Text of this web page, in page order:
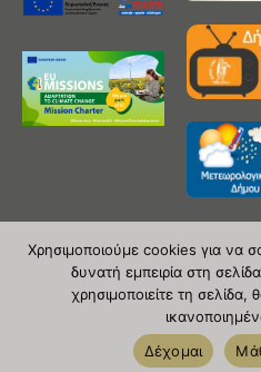
Copyright 2020
| powered by
Χρησιμοποιούμε cookies για να
δυνατή εμπειρία στη
χρησιμοποιείτε τη
Δέχομαι